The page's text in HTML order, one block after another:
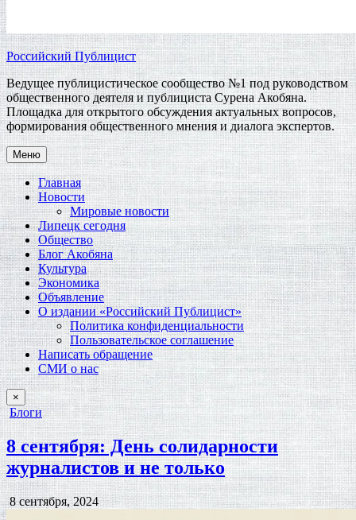
Российский Публицист
Ведущее публицистическое сообщество №1 под руководством
общественного деятеля и публициста Сурена Акобяна.
Площадка для открытого обсуждения актуальных вопросов,
формирования общественного мнения и диалога экспертов.
Меню
Главная
Новости
Мировые новости
Липецк сегодня
Общество
Блог Акобяна
Культура
Экономика
Объявление
О издании «Российский Публицист»
Политика конфиденциальности
Пользовательское соглашение
Написать обращение
СМИ о нас
×
Опубликовано
в
Блоги
8 сентября: День солидарности
журналистов и не только
Дата
публикации:
8 сентября, 2024